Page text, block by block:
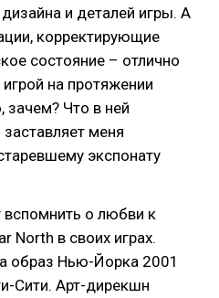
и деталей игры. А
корректирующие
состояние – отлично
на протяжении
зачем? Что в ней
заставляет меня
экспонату
вспомнить о любви к
North в своих играх.
образ Нью-Йорка 2001
Сити. Арт-дирекшн